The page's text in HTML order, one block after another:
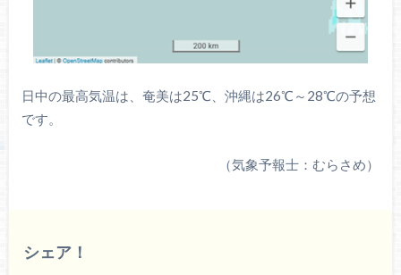
日中の最高気温は、奄美は25℃、沖縄は26℃～28℃の予想
です。
（気象予報士：むらさめ）
シェア！